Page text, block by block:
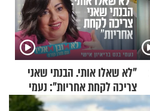
"לא שאלו אותי. הבנתי שאני
צריכה לקחת אחריות": נעמי
בנט בריאיון אישי